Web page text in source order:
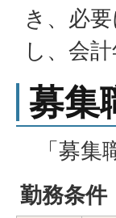
き、必
し、会
募集
「募集
勤務条件